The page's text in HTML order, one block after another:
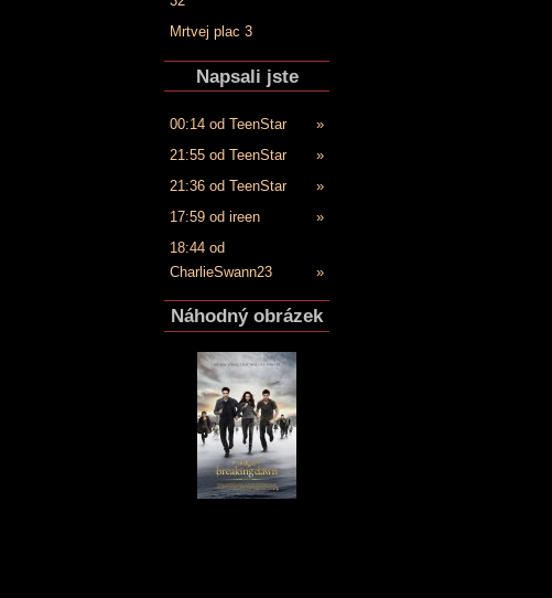
Mrtvej plac 3
Napsali jste
00:14 od TeenStar
»
21:55 od TeenStar
»
21:36 od TeenStar
»
17:59 od ireen
»
18:44 od
CharlieSwann23
»
Náhodný obrázek